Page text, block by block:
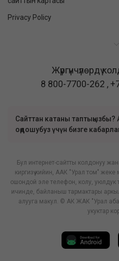
Privacy Policy
Жүргүнчүлөрдү
8 800-7700-262 ,
Сайттан катаны таптыңызбы?
оңдошубуз үчүн бизге
Бул интернет-сайтты колдонуу
киргизүү кийин, ААК "Урал том"
ошондой эле телефон, колу,
ичинде, байланыш тармактары
алууга макул. © АК ЖАК "Урал
укуктар